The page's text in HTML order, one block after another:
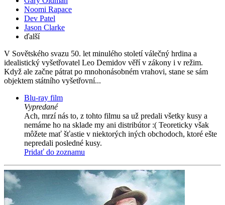
Noomi Rapace
Dev Patel
Jason Clarke
ďalší
V Sovětského svazu 50. let minulého století válečný hrdina a
idealistický vyšetřovatel Leo Demidov věří v zákony i v režim.
Když ale začne pátrat po mnohonásobném vrahovi, stane se sám
objektem státního vyšetřovní...
Blu-ray film
Vypredané
Ach, mrzí nás to, z tohto filmu sa už predali všetky kusy a
nemáme ho na sklade my ani distribútor :( Teoreticky však
môžete mať šťastie v niektorých iných obchodoch, ktoré ešte
nepredali posledné kusy.
Pridať do zoznamu